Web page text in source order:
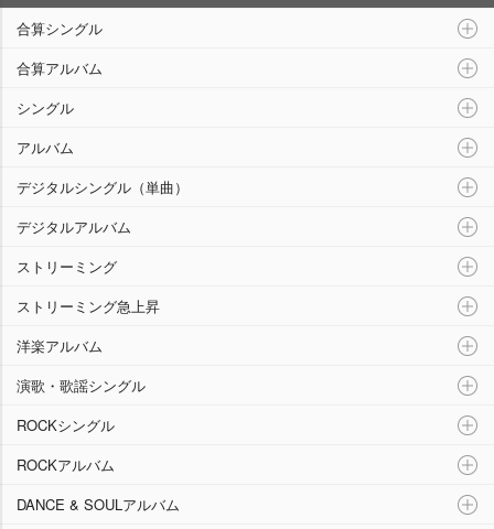
合算シングル
合算アルバム
シングル
アルバム
デジタルシングル（単曲）
デジタルアルバム
ストリーミング
ストリーミング急上昇
洋楽アルバム
演歌・歌謡シングル
ROCKシングル
ROCKアルバム
DANCE & SOULアルバム